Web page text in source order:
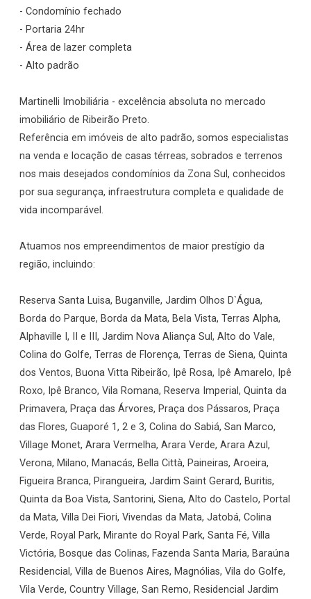
- Condomínio fechado
- Portaria 24hr
- Área de lazer completa
- Alto padrão
Martinelli Imobiliária - excelência absoluta no mercado
imobiliário de Ribeirão Preto.
Referência em imóveis de alto padrão, somos especialistas
na venda e locação de casas térreas, sobrados e terrenos
nos mais desejados condomínios da Zona Sul, conhecidos
por sua segurança, infraestrutura completa e qualidade de
vida incomparável.
Atuamos nos empreendimentos de maior prestígio da
região, incluindo:
Reserva Santa Luisa, Buganville, Jardim Olhos D`Água,
Borda do Parque, Borda da Mata, Bela Vista, Terras Alpha,
Alphaville I, II e III, Jardim Nova Aliança Sul, Alto do Vale,
Colina do Golfe, Terras de Florença, Terras de Siena, Quinta
dos Ventos, Buona Vitta Ribeirão, Ipê Rosa, Ipê Amarelo, Ipê
Roxo, Ipê Branco, Vila Romana, Reserva Imperial, Quinta da
Primavera, Praça das Árvores, Praça dos Pássaros, Praça
das Flores, Guaporé 1, 2 e 3, Colina do Sabiá, San Marco,
Village Monet, Arara Vermelha, Arara Verde, Arara Azul,
Verona, Milano, Manacás, Bella Città, Paineiras, Aroeira,
Figueira Branca, Pirangueira, Jardim Saint Gerard, Buritis,
Quinta da Boa Vista, Santorini, Siena, Alto do Castelo, Portal
da Mata, Villa Dei Fiori, Vivendas da Mata, Jatobá, Colina
Verde, Royal Park, Mirante do Royal Park, Santa Fé, Villa
Victória, Bosque das Colinas, Fazenda Santa Maria, Baraúna
Residencial, Villa de Buenos Aires, Magnólias, Vila do Golfe,
Vila Verde, Country Village, San Remo, Residencial Jardim